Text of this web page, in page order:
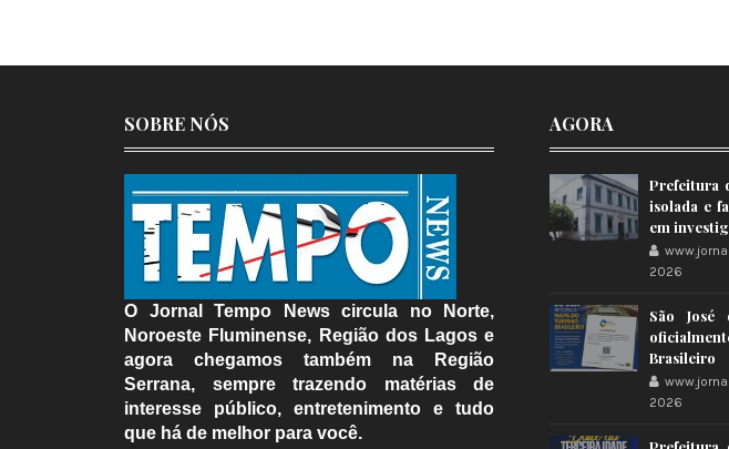
SOBRE NÓS
O Jornal Tempo News circula no Norte,
Noroeste Fluminense, Região dos Lagos e
agora chegamos também na Região
Serrana, sempre trazendo matérias de
interesse público, entretenimento e tudo
que há de melhor para você.
AGORA
Prefeitura
isolada e
em
2026
São
Brasileiro
2026